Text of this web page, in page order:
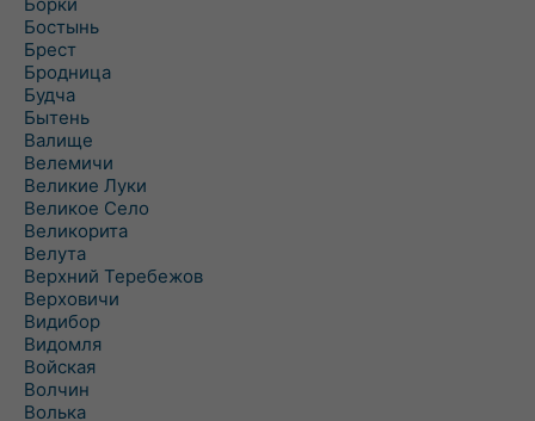
Бостынь
Брест
Бродница
Будча
Бытень
Валище
Велемичи
Великие Луки
Великое Село
Великорита
Велута
Верхний Теребежов
Верховичи
Видибор
Видомля
Войская
Волчин
Волька